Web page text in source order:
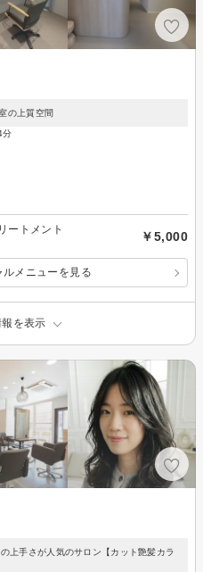
の上質空間
分
ートメント
￥5,000
メニューを見る
を表示
上手さが人気のサロン【カット艶髪カラ